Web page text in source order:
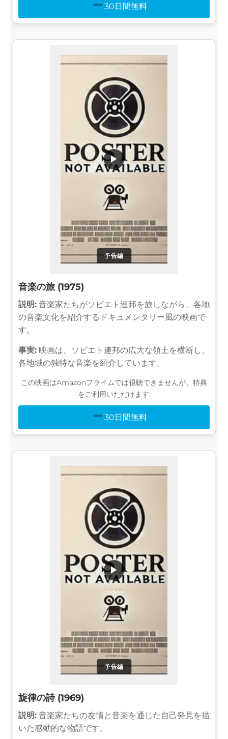
30日間無料
予告編
▶
音楽の旅 (1975)
説明: 音楽家たちがソビエト連邦を旅しながら、各地
の音楽文化を紹介するドキュメンタリー風の映画で
す。
事実: 映画は、ソビエト連邦の広大な領土を横断し、
各地域の独特な音楽を紹介しています。
この映画はAmazonプライムでは視聴できませんが、特典
をご利用いただけます:
30日間無料
予告編
▶
旋律の詩 (1969)
説明: 音楽家たちの友情と音楽を通じた自己発見を描
いた感動的な物語です。